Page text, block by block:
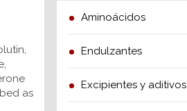
as
Aminoácidos
Endulzantes
Excipientes y aditivos